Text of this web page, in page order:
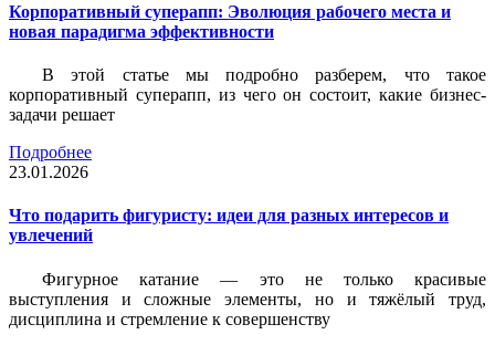
Корпоративный суперапп: Эволюция рабочего места и
новая парадигма эффективности
В этой статье мы подробно разберем, что такое
корпоративный суперапп, из чего он состоит, какие бизнес-
задачи решает
Подробнее
23.01.2026
Что подарить фигуристу: идеи для разных интересов и
увлечений
Фигурное катание — это не только красивые
выступления и сложные элементы, но и тяжёлый труд,
дисциплина и стремление к совершенству